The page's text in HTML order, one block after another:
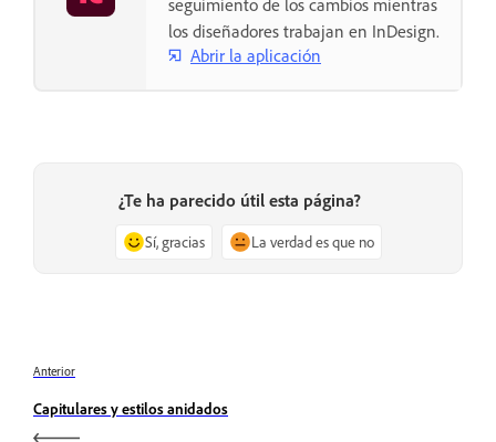
seguimiento de los cambios mientras
los diseñadores trabajan en InDesign.
Abrir la aplicación
¿Te ha parecido útil esta página?
Sí, gracias La verdad es que no
Anterior
Capitulares y estilos anidados